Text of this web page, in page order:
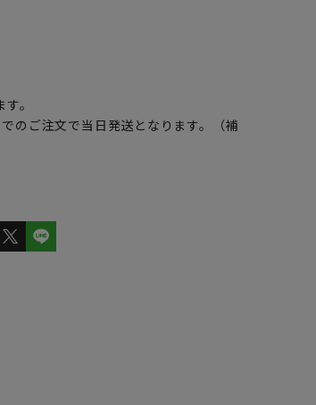
。
のご注文で当日発送となります。（補